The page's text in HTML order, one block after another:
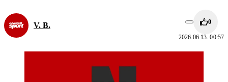
V. B. 0
2026.06.13. 00:57